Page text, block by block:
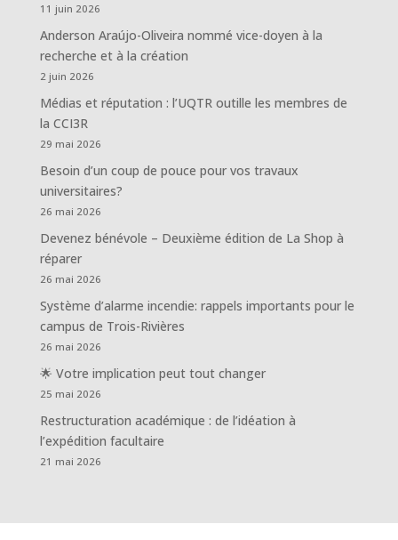
11 juin 2026
Anderson Araújo-Oliveira nommé vice-doyen à la
recherche et à la création
2 juin 2026
Médias et réputation : l’UQTR outille les membres de
la CCI3R
29 mai 2026
Besoin d’un coup de pouce pour vos travaux
universitaires?
26 mai 2026
Devenez bénévole – Deuxième édition de La Shop à
réparer
26 mai 2026
Système d’alarme incendie: rappels importants pour le
campus de Trois-Rivières
26 mai 2026
🌟 Votre implication peut tout changer
25 mai 2026
Restructuration académique : de l’idéation à
l’expédition facultaire
21 mai 2026